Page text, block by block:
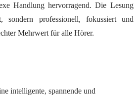
Handlung hervorragend. Die Lesung
sondern professionell, fokussiert und
Mehrwert für alle Hörer.
intelligente, spannende und